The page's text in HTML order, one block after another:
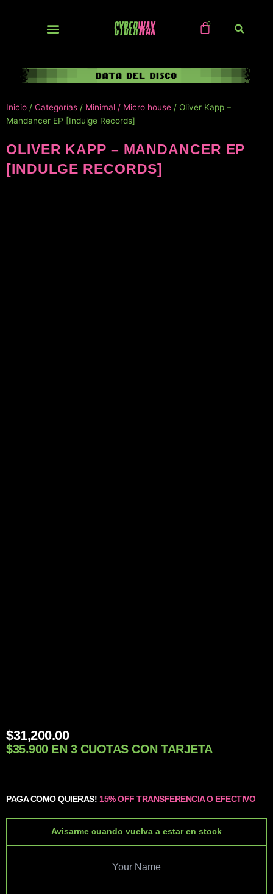
Inicio / Categorías / Minimal / Micro house / Oliver Kapp –
Mandancer EP [Indulge Records]
OLIVER KAPP – MANDANCER EP
[INDULGE RECORDS]
$31,200.00
$35.900 EN 3 CUOTAS CON TARJETA
PAGA COMO QUIERAS! 15% OFF TRANSFERENCIA O EFECTIVO
Avisarme cuando vuelva a estar en stock